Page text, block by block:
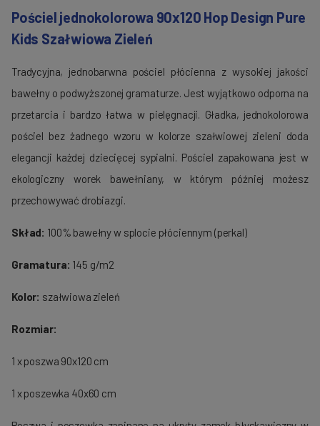
Pościel jednokolorowa 90x120 Hop Design Pure
Kids Szałwiowa Zieleń
Tradycyjna, jednobarwna pościel płócienna z wysokiej jakości
bawełny o podwyższonej gramaturze. Jest wyjątkowo odporna na
przetarcia i bardzo łatwa w pielęgnacji. Gładka, jednokolorowa
pościel bez żadnego wzoru w kolorze szałwiowej zieleni doda
elegancji każdej dziecięcej sypialni. Pościel zapakowana jest w
ekologiczny worek bawełniany, w którym później możesz
przechowywać drobiazgi.
Skład: 100% bawełny w splocie płóciennym (perkal)
Gramatura: 145 g/m2
Kolor: szałwiowa zieleń
Rozmiar:
1 x poszwa 90x120 cm
1 x poszewka 40x60 cm